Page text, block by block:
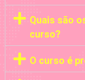
Quais são
curso?
O curso é